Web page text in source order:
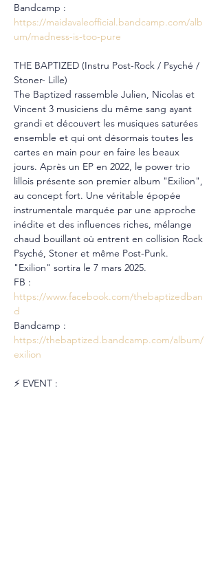
Bandcamp :
https://maidavaleofficial.bandcamp.com/alb
um/madness-is-too-pure
THE BAPTIZED (Instru Post-Rock / Psyché /
Stoner- Lille)
The Baptized rassemble Julien, Nicolas et
Vincent 3 musiciens du même sang ayant
grandi et découvert les musiques saturées
ensemble et qui ont désormais toutes les
cartes en main pour en faire les beaux
jours. Après un EP en 2022, le power trio
lillois présente son premier album "Exilion",
au concept fort. Une véritable épopée
instrumentale marquée par une approche
inédite et des influences riches, mélange
chaud bouillant où entrent en collision Rock
Psyché, Stoner et même Post-Punk.
"Exilion" sortira le 7 mars 2025.
FB :
https://www.facebook.com/thebaptizedban
d
Bandcamp :
https://thebaptized.bandcamp.com/album/
exilion
⚡️ EVENT :